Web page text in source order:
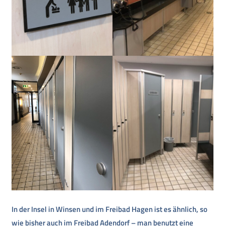
In der Insel in Winsen und im Freibad Hagen ist es ähnlich, so
wie bisher auch im Freibad Adendorf – man benutzt eine